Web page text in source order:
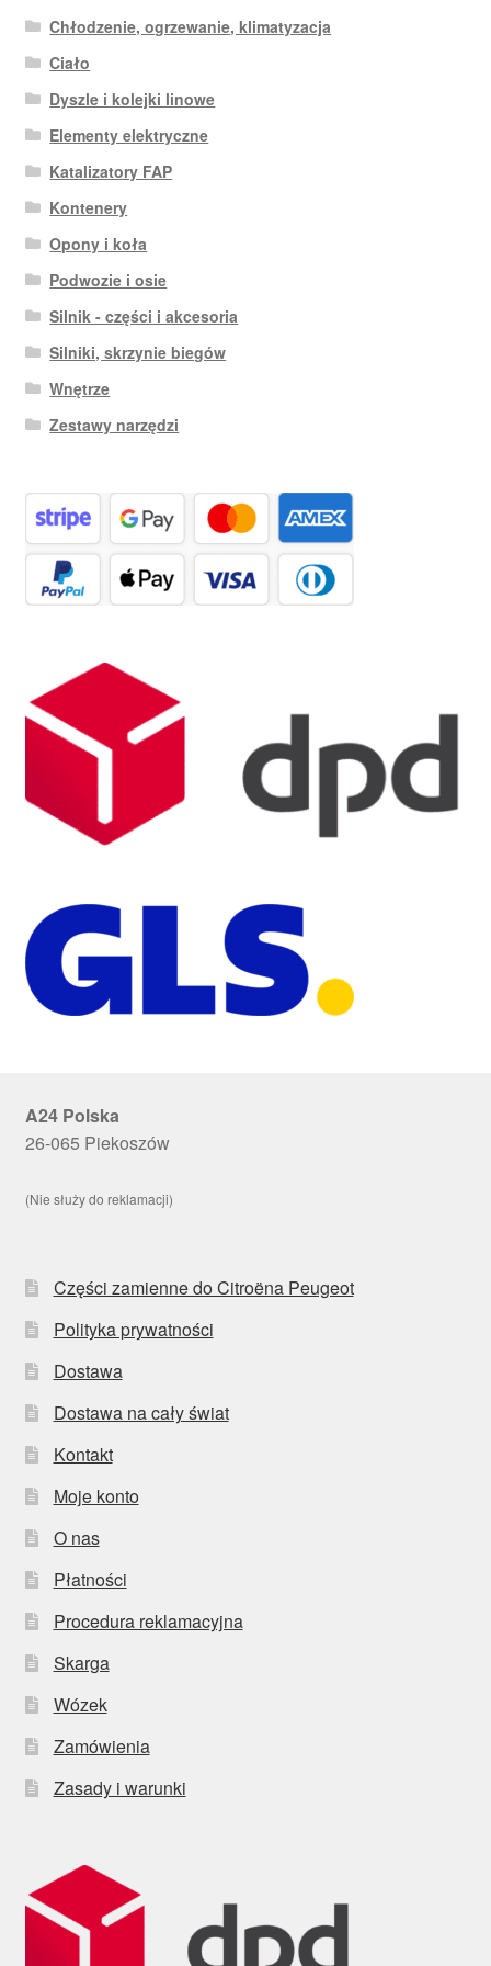
Chłodzenie, ogrzewanie, klimatyzacja
Ciało
Dyszle i kolejki linowe
Elementy elektryczne
Katalizatory FAP
Kontenery
Opony i koła
Podwozie i osie
Silnik - części i akcesoria
Silniki, skrzynie biegów
Wnętrze
Zestawy narzędzi
A24 Polska
26-065 Piekoszów
(Nie służy do reklamacji)
Części zamienne do Citroëna Peugeot
Polityka prywatności
Dostawa
Dostawa na cały świat
Kontakt
Moje konto
O nas
Płatności
Procedura reklamacyjna
Skarga
Wózek
Zamówienia
Zasady i warunki